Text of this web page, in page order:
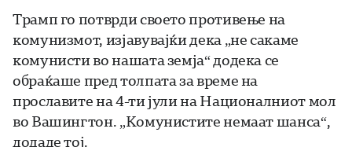
Трамп го потврди своето противење на
комунизмот, изјавувајќи дека „не сакаме
комунисти во нашата земја“ додека се
обраќаше пред толпата за време на
прославите на 4-ти јули на Националниот мол
во Вашингтон. „Комунистите немаат шанса“,
додаде тој.